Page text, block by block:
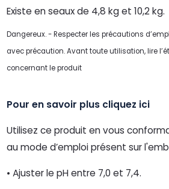
Existe en seaux de 4,8 kg et 10,2 kg.
Dangereux. - Respecter les précautions
avec précaution. Avant toute utilisation, lire
concernant le produit
Pour en savoir plus cliquez ici
Utilisez ce produit en vous
au mode d’emploi présent sur
• Ajuster le pH entre 7,0 et 7,4.